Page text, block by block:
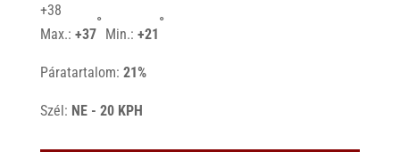
+38
Max.: +37
°
Min.: +21
°
Páratartalom: 21%
Szél: NE - 20 KPH